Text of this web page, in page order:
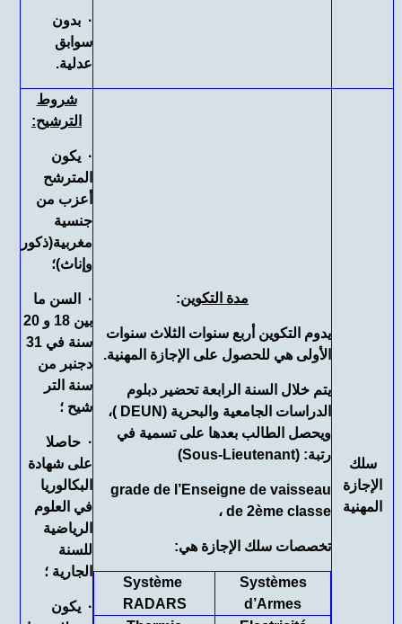
· بدون
سوابق
عدلية.
سلك
الإجازة
المهنية
مدة التكوين:
يدوم التكوين أربع سنوات الثلاث سنوات
الأولى هي للحصول على الإجازة المهنية.
يتم خلال السنة الرابعة تحضير دبلوم
الدراسات الجامعية والبحرية (DEUN )،
ويحصل الطالب بعدها على تسمية في
رتبة: (Sous-Lieutenant)
grade de l’Enseigne de vaisseau
de 2ème classe ،
تخصصات سلك الإجازة هي:
Systèmes
d’Armes
Système
RADARS
شروط
الترشيح:
· يكون
المترشح
أعزب من
جنسية
مغربية(ذكور
وإناث)؛
· السن ما
بين 18 و 20
سنة في 31
دجنبر من
سنة التر
شيح ؛
· حاصلا
على شهادة
البكالوريا
في العلوم
الرياضية
للسنة
الجارية ؛
· يكون